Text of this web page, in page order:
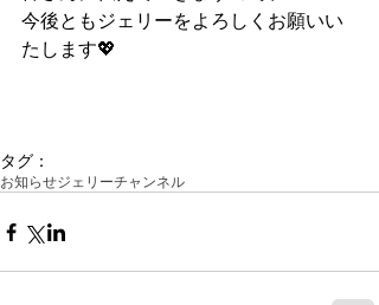
今後ともジェリーをよろしくお願いい
たします💖
タグ：
お知らせジェリーチャンネル